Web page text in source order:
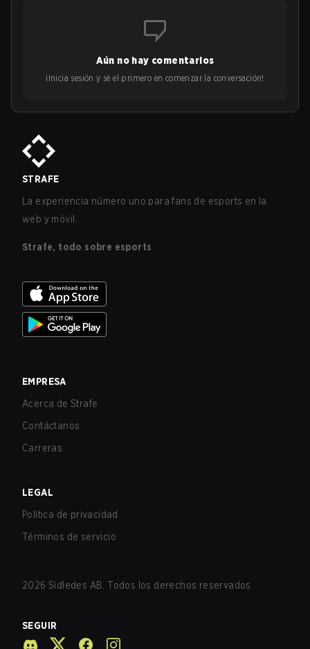
Aún no hay comentarios
¡Inicia sesión y sé el primero en comenzar la conversación!
STRAFE
La experiencia número uno para fans de esports en la
web y móvil.
Strafe, todo sobre esports
EMPRESA
Acerca de Strafe
Contáctanos
Carreras
LEGAL
Política de privacidad
Términos de servicio
2026 Sidledes AB. Todos los derechos reservados.
SEGUIR